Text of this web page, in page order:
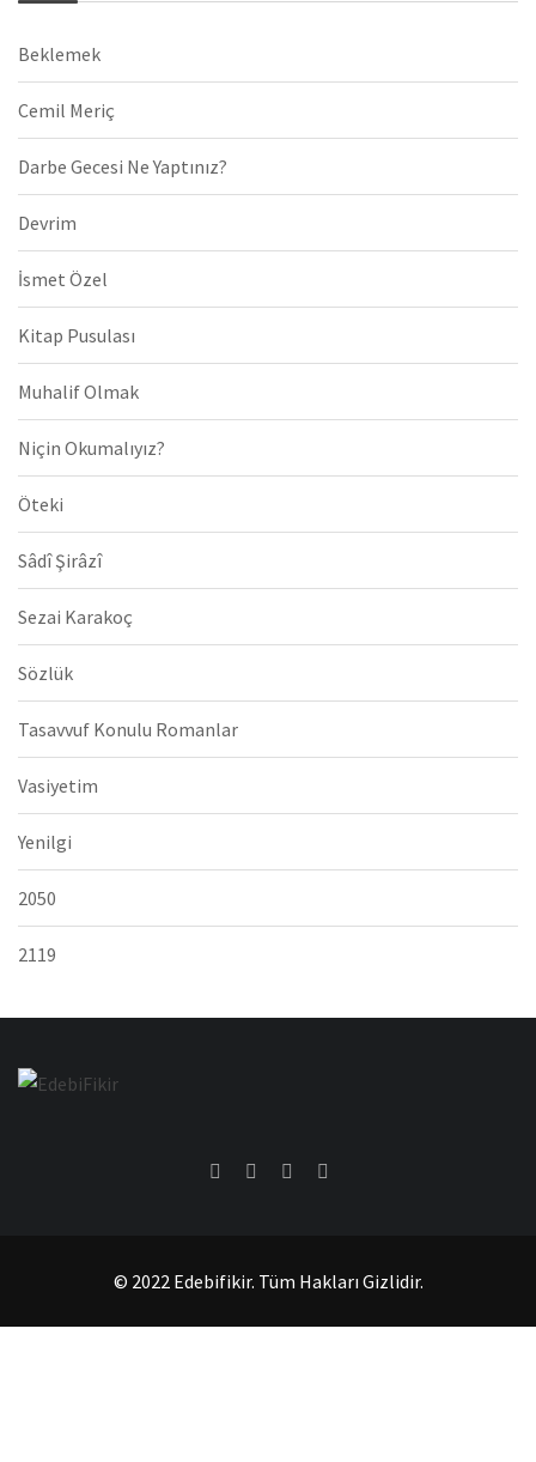
Beklemek
Cemil Meriç
Darbe Gecesi Ne Yaptınız?
Devrim
İsmet Özel
Kitap Pusulası
Muhalif Olmak
Niçin Okumalıyız?
Öteki
Sâdî Şirâzî
Sezai Karakoç
Sözlük
Tasavvuf Konulu Romanlar
Vasiyetim
Yenilgi
2050
2119
© 2022 Edebifikir. Tüm Hakları Gizlidir.